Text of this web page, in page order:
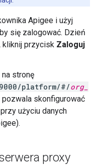
Apigee i użyj
się zalogować. Dzień
kliknij przycisk Zaloguj
stronę
platform/#/org_
skonfigurować
użyciu danych
proxy